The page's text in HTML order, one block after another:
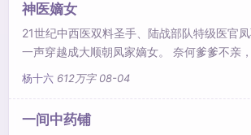
神医嫡女
21世纪中西医双料圣手、陆战部队特级医官
一声穿越成大顺朝凤家嫡女。 奈何爹爹不亲
懦弱，弟弟年幼，姐妹一个比一个狠辣，穿越
个半身不遂！ 杀我灭口？一爪子挠开你的心
杨十六 612万字 08-04
一间中药铺